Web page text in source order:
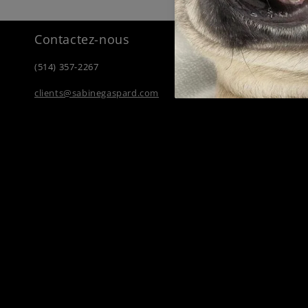
Contactez-nous
(514) 357-2267
clients@sabinegaspard.com